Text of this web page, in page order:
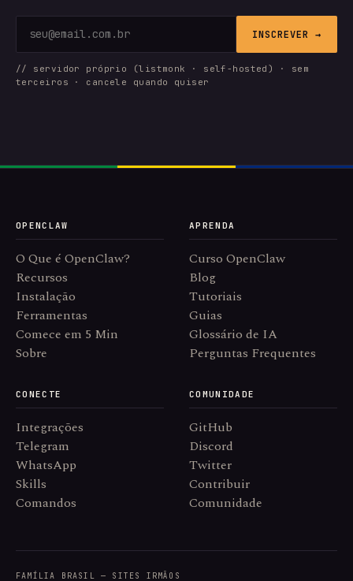
INSCREVER →
// servidor próprio (listmonk · self-hosted) · sem
terceiros · cancele quando quiser
OPENCLAW
O Que é OpenClaw?
Recursos
Instalação
Ferramentas
Comece em 5 Min
Sobre
APRENDA
Curso OpenClaw
Blog
Tutoriais
Guias
Glossário de IA
Perguntas Frequentes
CONECTE
Integrações
Telegram
WhatsApp
Skills
Comandos
COMUNIDADE
GitHub
Discord
Twitter
Contribuir
Comunidade
FAMÍLIA BRASIL — SITES IRMÃOS